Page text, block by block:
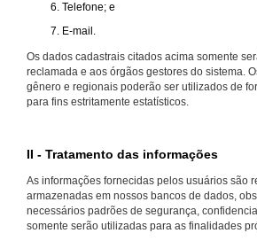
Telefone; e
E-mail.
Os dados cadastrais citados acima somente
reclamada e aos órgãos gestores do sistema.
gênero e regionais poderão ser utilizados de
para fins estritamente estatísticos.
II - Tratamento das informações
As informações fornecidas pelos usuários são
armazenadas em nossos bancos de dados,
necessários padrões de segurança,
somente serão utilizadas para as finalidades